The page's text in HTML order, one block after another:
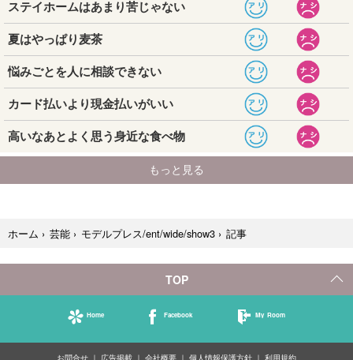
ホーム › 芸能 › モデルプレス/ent/wide/show3 › 記事
TOP
Home Facebook My Room
お問合せ 広告掲載 会社概要 個人情報保護方針 利用規約